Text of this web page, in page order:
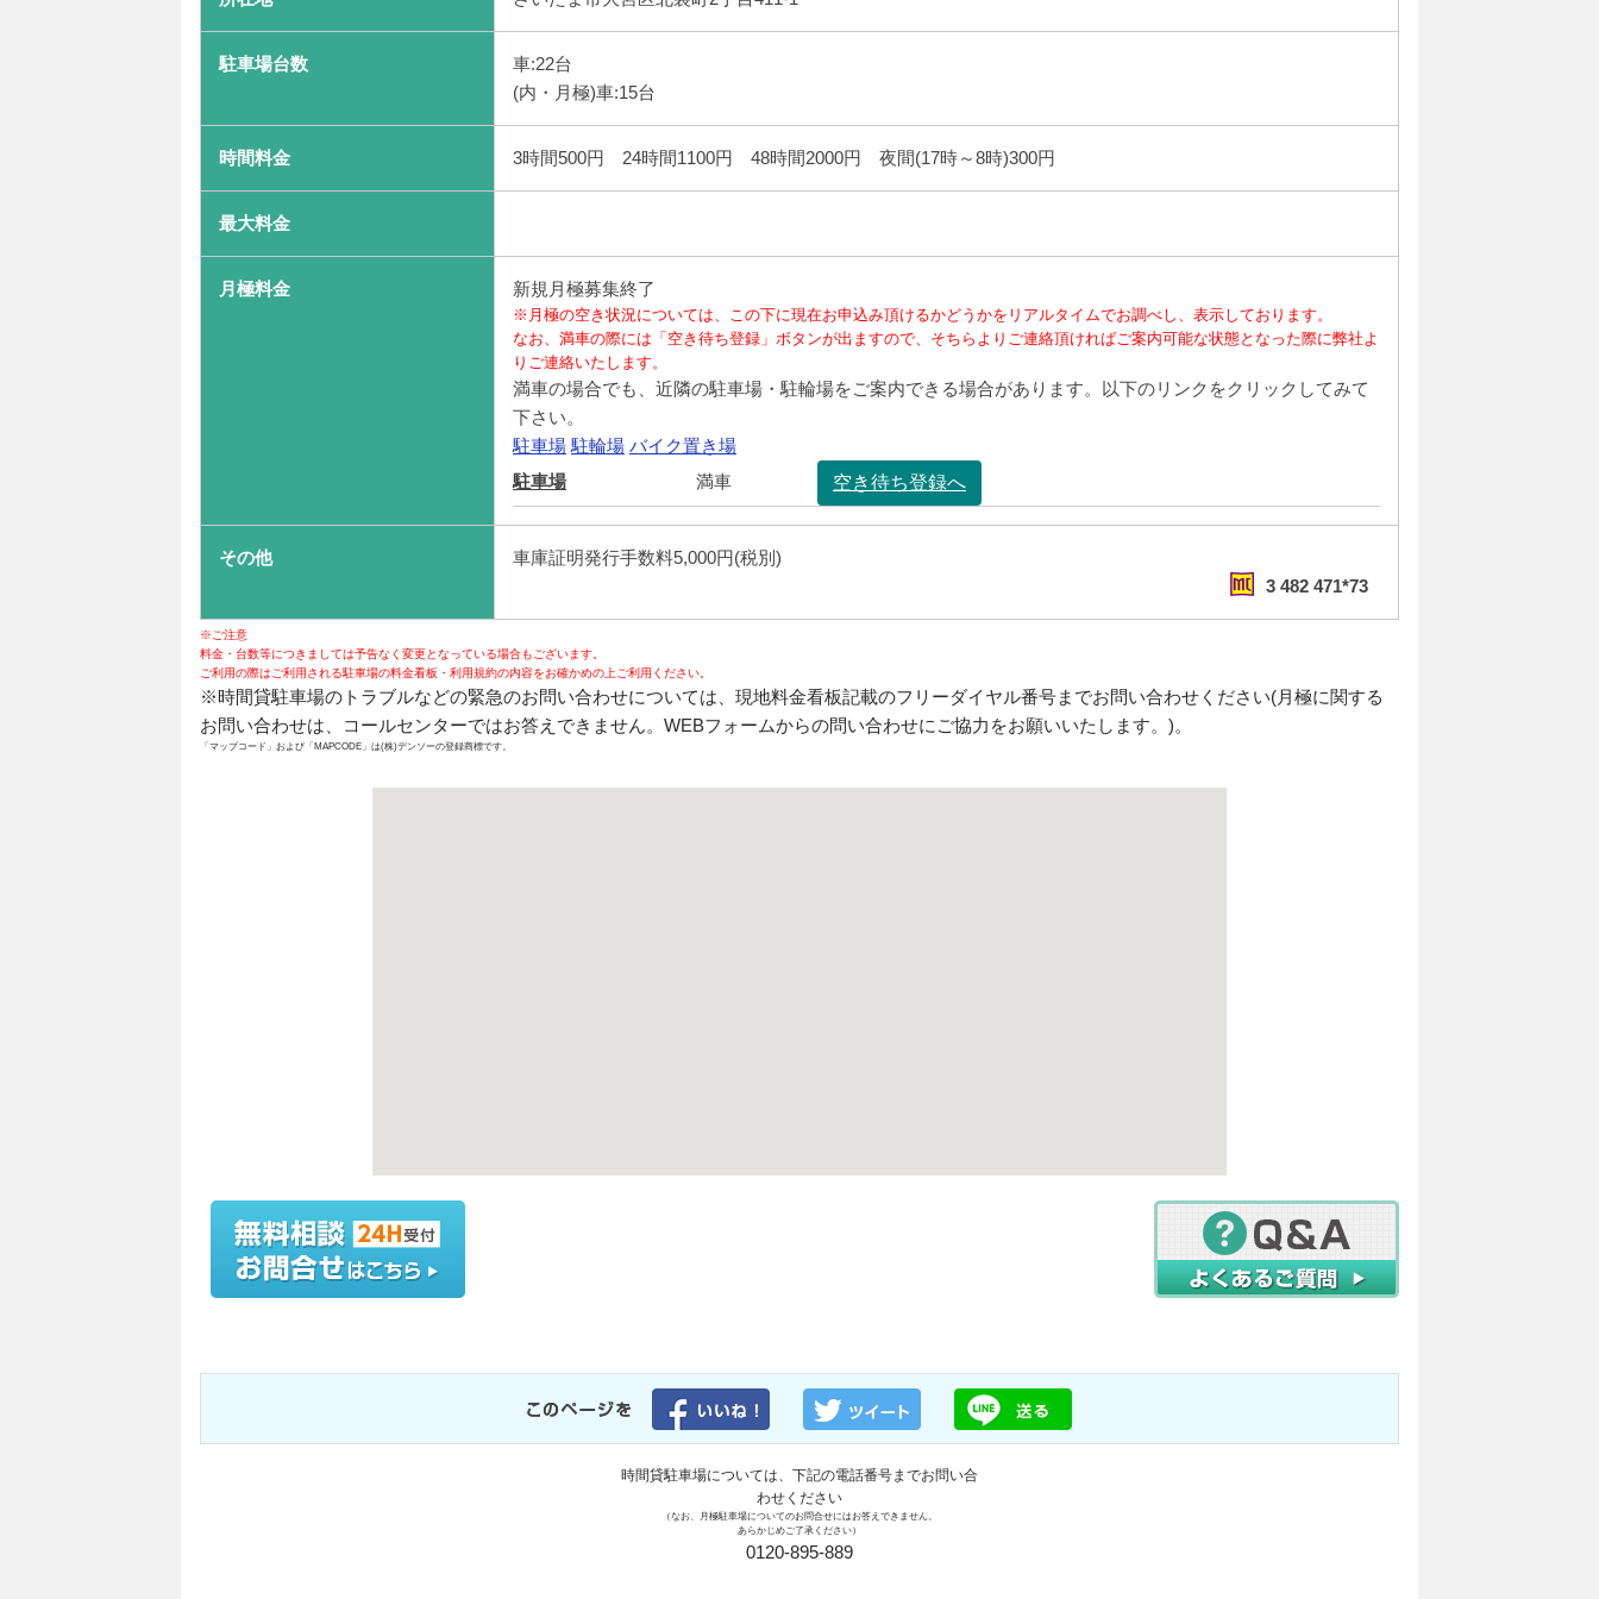
駐車場台数
車:22台
(内・月極)車:15台
時間料金 3時間500円 24時間1100円 48時間2000円 夜間(17時～8時)300円
最大料金
月極料金 新規月極募集終了
※月極の空き状況については、この下に現在お申込み頂けるかどうかをリアルタイムでお調べし、表示しております。
なお、満車の際には「空き待ち登録」ボタンが出ますので、そちらよりご連絡頂ければご案内可能な状態となった際に弊社よ
りご連絡いたします。
満車の場合でも、近隣の駐車場・駐輪場をご案内できる場合があります。以下のリンクをクリックしてみて
下さい。
駐車場 駐輪場 バイク置き場
駐車場
満車 空き待ち登録へ
その他
車庫証明発行手数料5,000円(税別)
3 482 471*73
※ご注意
料金・台数等につきましては予告なく変更となっている場合もございます。
ご利用の際はご利用される駐車場の料金看板・利用規約の内容をお確かめの上ご利用ください。
※時間貸駐車場のトラブルなどの緊急のお問い合わせについては、現地料金看板記載のフリーダイヤル番号までお問い合わせください(月極に関する
お問い合わせは、コールセンターではお答えできません。WEBフォームからの問い合わせにご協力をお願いいたします。)。
「マップコード」および「MAPCODE」は(株)デンソーの登録商標です。
時間貸駐車場については、下記の電話番号までお問い合
わせください
（なお、月極駐車場についてのお問合せにはお答えできません。
あらかじめご了承ください）
0120-895-889